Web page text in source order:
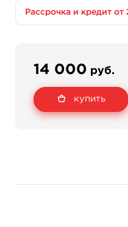
Книга с пружинным
защитная прозрачная
Размер книги: 28 х 36 х
Издательство: King Pin
Язык‏: ‎Английский
Рассрочка и кредит
14 000 руб.
купить